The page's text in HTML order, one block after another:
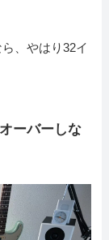
、やはり32イ
ーバーしな